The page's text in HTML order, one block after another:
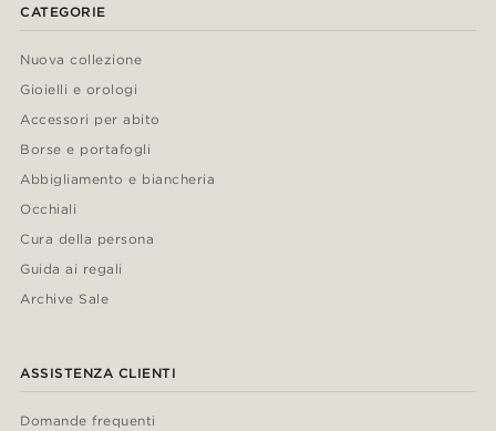
CATEGORIE
Nuova collezione
Gioielli e orologi
Accessori per abito
Borse e portafogli
Abbigliamento e biancheria
Occhiali
Cura della persona
Guida ai regali
Archive Sale
ASSISTENZA CLIENTI
Domande frequenti